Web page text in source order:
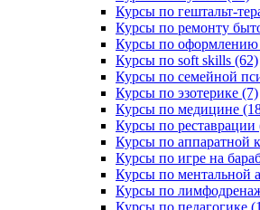
Курсы по гештальт-
Курсы по ремонту
Курсы по оформлению
Курсы по soft skills (62)
Курсы по семейной
Курсы по эзотерике (7)
Курсы по медицине
Курсы по реставрации
Курсы по аппаратной
Курсы по игре на
Курсы по ментальной
Курсы по